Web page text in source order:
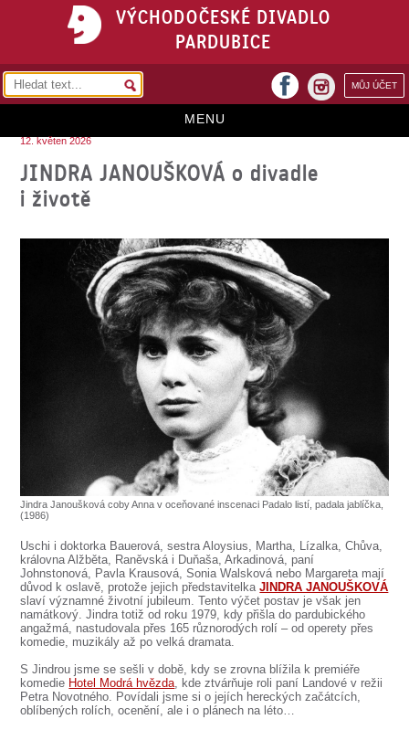
VÝCHODOČESKÉ DIVADLO
PARDUBICE
MŮJ ÚČET
facebook
MENU
VSTUPENKY
PŘEDPLATNÉ
KONTAKTY
O DIVADLE
SOUBOR
DÁLE NABÍZÍME
12. květen 2026
JINDRA JANOUŠKOVÁ o divadle
i životě
Jindra Janoušková coby Anna v oceňované inscenaci Padalo listí, padala jablíčka,
(1986)
Uschi i doktorka Bauerová, sestra Aloysius, Martha, Lízalka, Chůva,
královna Alžběta, Raněvská i Duňaša, Arkadinová, paní
Johnstonová, Pavla Krausová, Sonia Walsková nebo Margareta mají
důvod k oslavě, protože jejich představitelkaJINDRA JANOUŠKOVÁ
slaví významné životní jubileum. Tento výčet postav je však jen
namátkový. Jindra totiž od roku 1979, kdy přišla do pardubického
angažmá, nastudovala přes 165 různorodých rolí – od operety přes
komedie, muzikály až po velká dramata.
S Jindrou jsme se sešli v době, kdy se zrovna blížila k premiéře
komedie Hotel Modrá hvězda, kde ztvárňuje roli paní Landové v režii
Petra Novotného. Povídali jsme si o jejích hereckých začátcích,
oblíbených rolích, ocenění, ale i o plánech na léto…